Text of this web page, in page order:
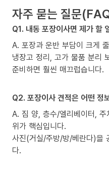
자주 묻는 질문
Q1. 내동 포장이사면 제가 할
A. 포장과 운반 부담이 크게
냉장고 정리, 고가 물품 분리
준비하면 훨씬 매끄럽습니다.
Q2. 포장이사 견적은 어떤 정
A. 짐 양, 층수/엘리베이터,
위가 핵심입니다.
사진(거실/주방/방/베란다)을
다.